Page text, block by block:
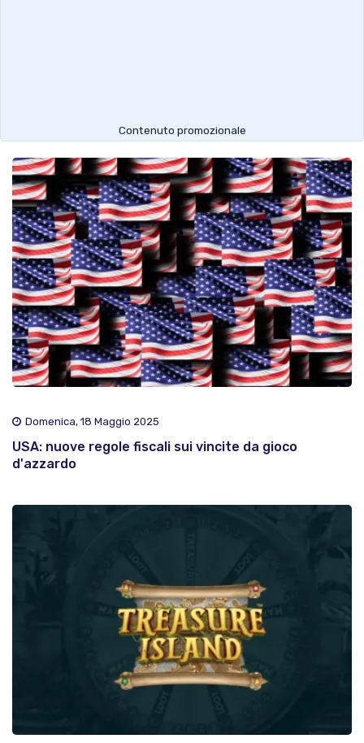
Contenuto promozionale
Domenica, 18 Maggio 2025
USA: nuove regole fiscali sui vincite da gioco
d'azzardo